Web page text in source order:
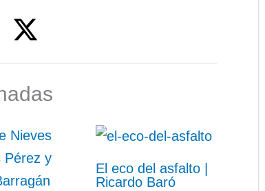
El eco del asfalto |
Ricardo Baró